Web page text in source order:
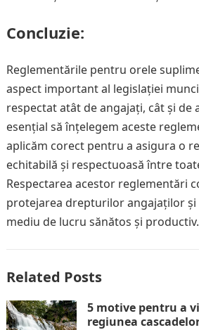
Concluzie:
Reglementările pentru orele
aspect important al legislației
respectat atât de angajați, cât și de
esențial să înțelegem aceste
aplicăm corect pentru a asigura o
echitabilă și respectuoasă între
Respectarea acestor reglementări
protejarea drepturilor angajaților
mediu de lucru sănătos și productiv.
Related Posts
5 motive pentru a
regiunea